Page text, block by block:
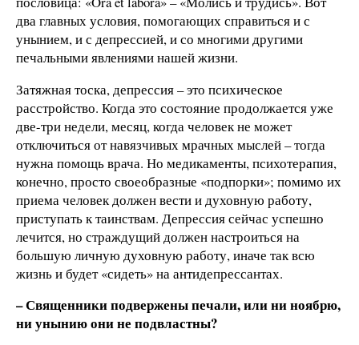
два главных условия, помогающих справиться и с
унынием, и с депрессией, и со многими другими
печальными явлениями нашей жизни.
Затяжная тоска, депрессия – это психическое
расстройство. Когда это состояние продолжается уже
две-три недели, месяц, когда человек не может
отключиться от навязчивых мрачных мыслей – тогда
нужна помощь врача. Но медикаменты, психотерапия,
конечно, просто своеобразные «подпорки»; помимо их
приема человек должен вести и духовную работу,
приступать к таинствам. Депрессия сейчас успешно
лечится, но страждущий должен настроиться на
большую личную духовную работу, иначе так всю
жизнь и будет «сидеть» на антидепрессантах.
– Священники подвержены печали, или ни ноябрю,
ни унынию они не подвластны?